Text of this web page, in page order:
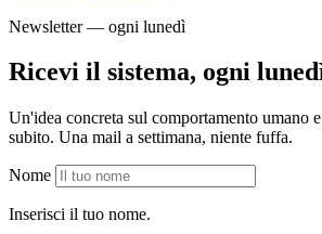
Newsletter — ogni lunedì
Ricevi il sistema, ogni
Un'idea concreta sul comportamento umano
subito. Una mail a settimana, niente fuffa.
Nome
Inserisci il tuo nome.